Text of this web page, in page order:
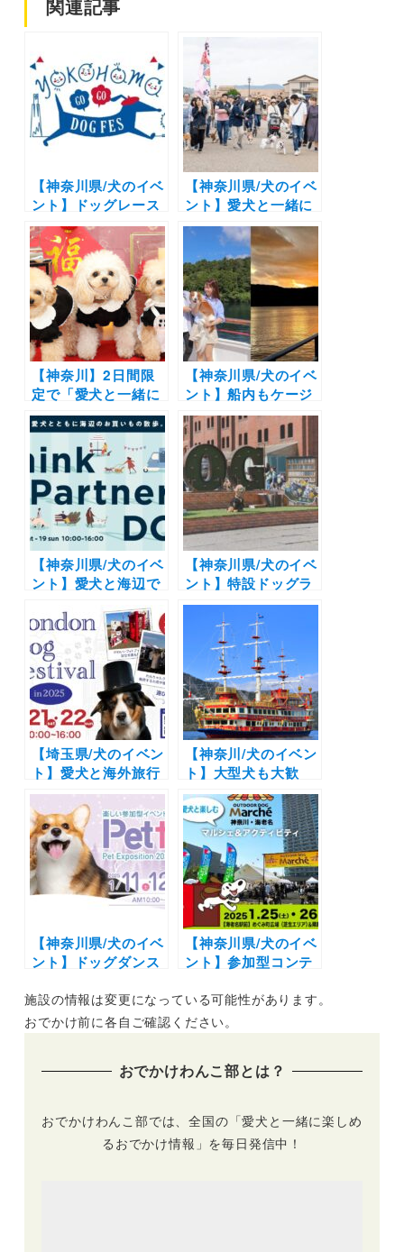
関連記事
【神奈川県/犬のイベ
ント】ドッグレース
や愛犬同伴クルージ
ングも
「YOKOHAMA
GOGO DOG FES
2024 Autumn」
（臨港パーク）
11/2・3開催
【神奈川県/犬のイベ
ント】愛犬と一緒に
ゴーカートに乗れ
る！「SOLEIL DOG
PARADE 2025」
（長井海の手公園 ソ
レイユの丘）1/25～
1/26
【神奈川】2日間限
定で「愛犬と一緒に
飲茶フェア」開催！
湘南鎌倉クリスタル
ホテル | フォトブー
スではプロカメラマ
ンによる記念撮影付
き♪わんこ用メニュ
ーも別途注文可能
【神奈川県/犬のイベ
ント】船内もケージ
フリーで楽しめる！
「箱根遊船
SORAKAZE サンセ
ットクルーズ」（芦
ノ湖）10/12
【神奈川県/犬のイベ
ント】愛犬と海辺で
喫「MARINE &
WALK YOKOHAMA
ドッグマルシェ」
（MARINE &
WALK
YOKOHAMA）1/18
〜1/19
【神奈川県/犬のイベ
ント】特設ドッグラ
ンや100店舗以上の
ショップ出店も！
「赤レンガでわんさ
んぽ」（横浜赤レン
ガ倉庫イベント広
場・赤レンガパー
ク）3/20～3/23
【埼玉県/犬のイベン
ト】愛犬と海外旅行
気分を満喫
「London Dog
Festival 2025 in 埼
玉スタジアム」（埼
玉スタジアム2002
南広場）6/21〜6/22
【神奈川/犬のイベン
ト】大型犬も大歓
迎！専用便だからリ
ード着用でOK「ワ
ンちゃん専用クルー
ズ」優雅な箱根の湖
上遊覧を堪能しよう
♪（10月21・22日）
【神奈川県/犬のイベ
ント】ドッグダンス
も開催「Pet博2025
横浜」（パシフィコ
【神奈川県/犬のイベ
ント】参加型コンテ
「アウトドアドッグ
マルシェin海老名」
〜1/26
施設の情報は変更になっている可能性があります。
おでかけ前に各自ご確認ください。
おでかけわんこ部とは？
おでかけわんこ部では、全国の「愛犬と一緒に楽しめ
るおでかけ情報」を毎日発信中！